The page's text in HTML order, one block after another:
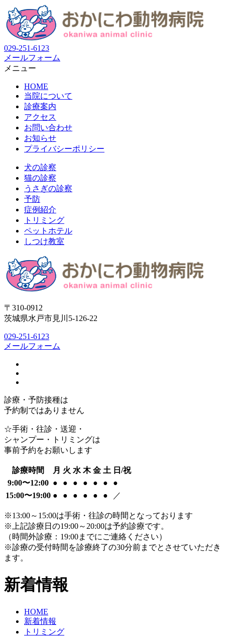
029-251-6123
メールフォーム
メニュー
HOME
当院について
診療案内
アクセス
お問い合わせ
お知らせ
プライバシーポリシー
犬の診察
猫の診察
うさぎの診察
予防
症例紹介
トリミング
ペットホテル
しつけ教室
〒310-0912
茨城県水戸市見川5-126-22
029-251-6123
メールフォーム
診療・予防接種は
予約制ではありません
☆手術・往診・送迎・
シャンプー・トリミングは
事前予約をお願いします
診療時間 月 火 水 木 金 土 日/祝
9:00〜12:00 ● ● ● ● ● ●
●
15:00〜19:00 ● ● ● ● ● ● ／
※13:00～15:00は手術・往診の時間となっております
※上記診療日の19:00～20:00は予約診療です。
（時間外診療：19:00までにご連絡ください）
※診療の受付時間を診療終了の30分前までとさせていただき
ます。
新着情報
HOME
新着情報
トリミング